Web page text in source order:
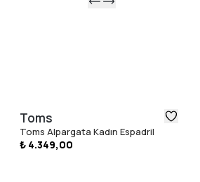
Toms
Toms Alpargata Kadın Espadril
₺ 4.349,00